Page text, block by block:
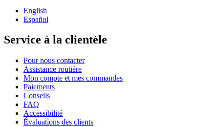
English
Español
Service à la clientèle
Pour nous contacter
Assistance routière
Mon compte et mes commandes
Paiements
Conseils
FAQ
Accessibilité
Évaluations des clients